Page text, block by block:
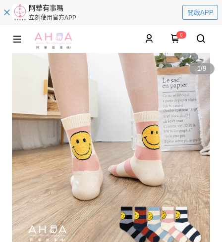
阿華有事嗎
立刻使用官方APP
開啟APP
0
1/9